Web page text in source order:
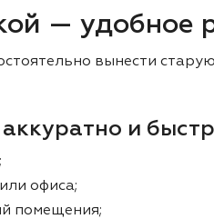
— удобное
вынести
и
офиса;
помещения;